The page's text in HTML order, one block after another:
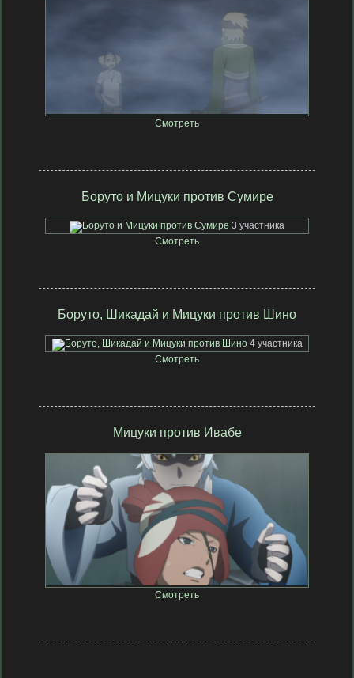
8 участников
Смотреть
Боруто и Мицуки против Сумире
3 участника
Смотреть
Боруто, Шикадай и Мицуки против Шино
4 участника
Смотреть
Мицуки против Ивабе
2 участника
Смотреть